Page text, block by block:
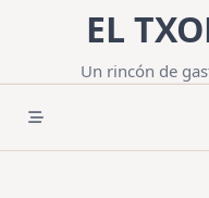
contenido
EL
Un rincón de